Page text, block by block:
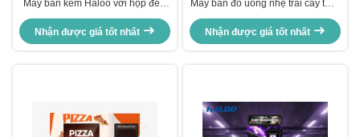
Máy bán kem Haloo với hộp đèn
trên cùng và máy giảm bánh răng
giun, máy nén Embraco 1.5P
nhập khẩu từ Brazil
Nhận được giá tốt nhất
Máy bán đồ uống nhẹ trái cây tươi
Haloo với hệ thống trộn tần số
biến đổi Món ngon hơn cho nhiều
kịch bản
Nhận được giá tốt nhất